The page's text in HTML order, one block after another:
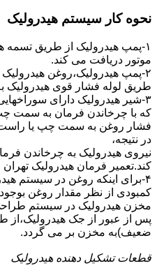
نحوه کار سیستم هیدرولیک
۱-پمپ هیدرولیک از طریق تسمه
موتور دریافت می کند.
طریق لوله فشار قوی هیدرولیک
۳-شیر هیدرولیک دارای
که با چرخاندن فرمان به سمت
فشار روغن به سمت چپ یا
در نتیجه،
نیروی هیدرولیک به چرخاندن
کند.تعمیر فرمان هیدرولیک تهران
۴-برای اینکه روغن در سیستم
کمبودی از نظر مقدار روغن بوجود
مخزن هیدرولیک در سیستم
پس از عبور از جک
ضعیف)به مخزن بر می گردد.
قطعات تشکیل دهنده هیدرولیک